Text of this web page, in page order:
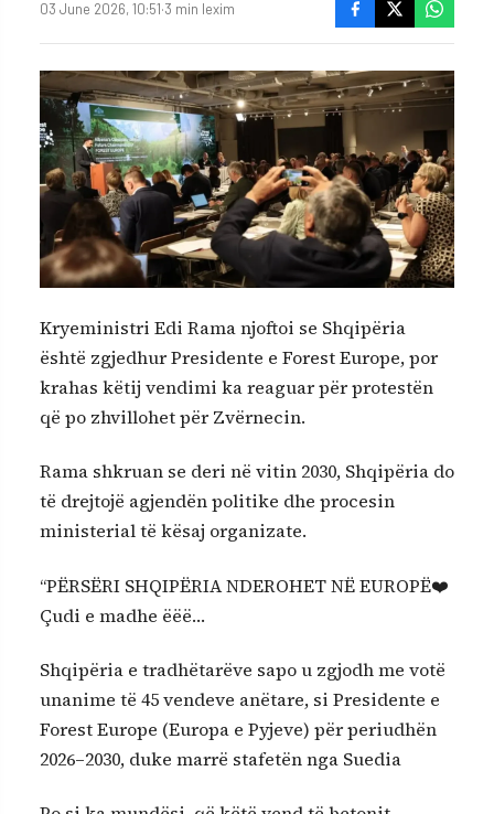
03 June 2026, 10:51·3 min lexim
Kryeministri Edi Rama njoftoi se Shqipëria
është zgjedhur Presidente e Forest Europe, por
krahas këtij vendimi ka reaguar për protestën
që po zhvillohet për Zvërnecin.
Rama shkruan se deri në vitin 2030, Shqipëria do
të drejtojë agjendën politike dhe procesin
ministerial të kësaj organizate.
“PËRSËRI SHQIPËRIA NDEROHET NË EUROPË❤️
Çudi e madhe ëëë…
Shqipëria e tradhëtarëve sapo u zgjodh me votë
unanime të 45 vendeve anëtare, si Presidente e
Forest Europe (Europa e Pyjeve) për periudhën
2026–2030, duke marrë stafetën nga Suedia